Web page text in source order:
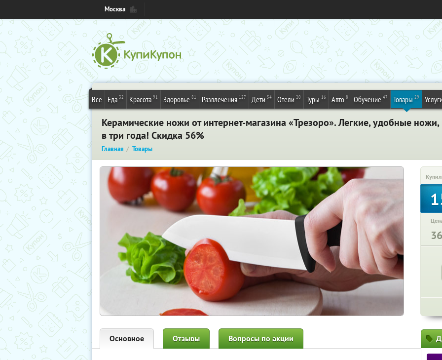
Москва
Все Еда 32 Красота 91 Здоровье 81 Развлечения 127 Дети 54 Отели 20 Туры 16 Авто 8 Обучение 47 Товары 29
Керамические ножи от интернет-магазина «Трезоро». Легкие, удобные
в три года! Скидка 56%
Главная Товары
Основное Отзывы Вопросы по акции